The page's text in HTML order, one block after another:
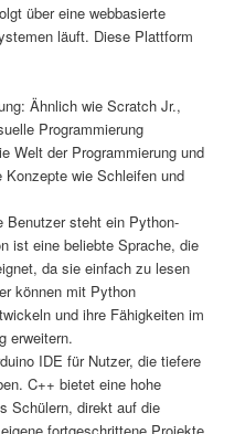
über eine webbasierte
läuft. Diese Plattform
Ähnlich wie Scratch Jr.,
Programmierung
Welt der Programmierung und
wie Schleifen und
Benutzer steht ein Python-
ist eine beliebte Sprache, die
da sie einfach zu lesen
können mit Python
und ihre Fähigkeiten im
erweitern.
IDE für Nutzer, die tiefere
C++ bietet eine hohe
Schülern, direkt auf die